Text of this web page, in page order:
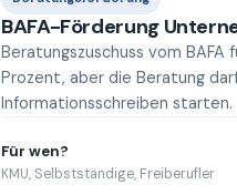
BAFA-Förderung
Beratungszuschuss vom BAFA
Prozent, aber die Beratung
Informationsschreiben starten.
Für wen?
KMU, Selbstständige, Freiberufler